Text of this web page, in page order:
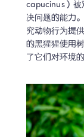
capucinus）被
决问题的能力
究动物行为提
的黑猩猩使用
了它们对环境